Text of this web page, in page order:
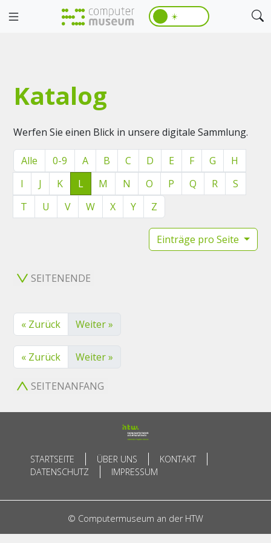
☀️
Katalog
Werfen Sie einen Blick in unsere digitale Sammlung.
Alle 0-9 A B C D E F G
H
I
J K L M N O P Q R
S
T
U V W X Y Z
Einträge pro Seite
SEITENENDE
« Zurück Weiter »
« Zurück Weiter »
SEITENANFANG
STARTSEITE ÜBER UNS
KONTAKT
DATENSCHUTZ
IMPRESSUM
© Computermuseum an der HTW